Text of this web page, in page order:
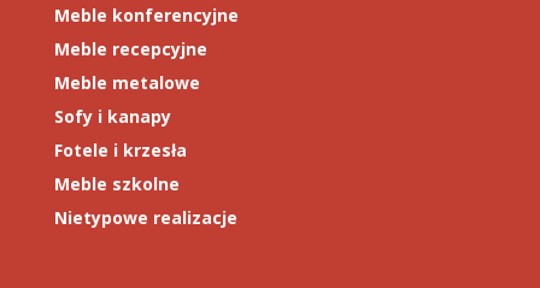
Meble konferencyjne
Meble recepcyjne
Meble metalowe
Sofy i kanapy
Fotele i krzesła
Meble szkolne
Nietypowe realizacje